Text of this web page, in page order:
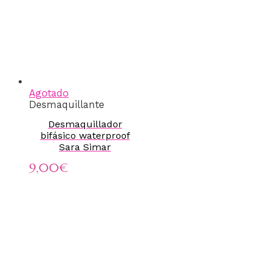
Agotado
Desmaquillante
Desmaquillador
bifásico waterproof
Sara Simar
9,00€